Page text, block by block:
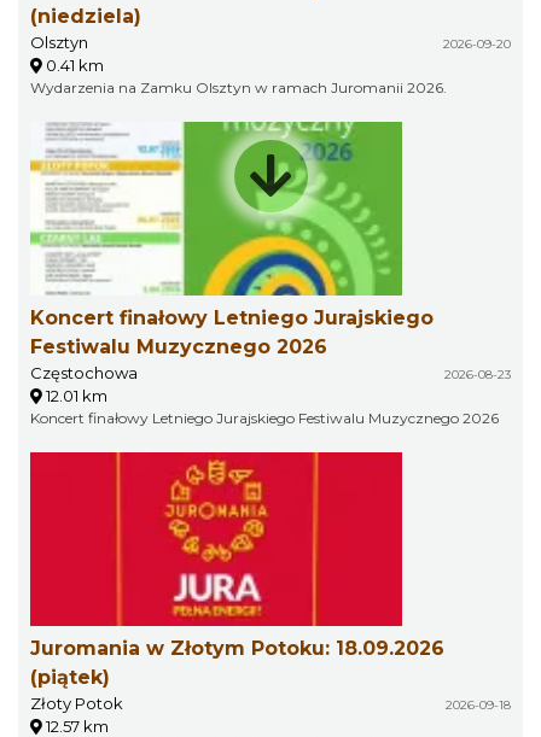
(niedziela)
Olsztyn 2026-09-20
0.41 km
Wydarzenia na Zamku Olsztyn w ramach Juromanii 2026.
Koncert finałowy Letniego Jurajskiego
Festiwalu Muzycznego 2026
Częstochowa 2026-08-23
12.01 km
Koncert finałowy Letniego Jurajskiego Festiwalu Muzycznego 2026
Juromania w Złotym Potoku: 18.09.2026
(piątek)
Złoty Potok 2026-09-18
12.57 km